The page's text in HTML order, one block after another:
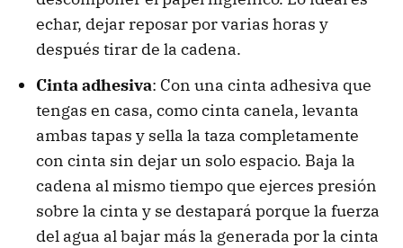
echar, dejar reposar por varias horas y
después tirar de la cadena.
Cinta adhesiva: Con una cinta adhesiva que
tengas en casa, como cinta canela, levanta
ambas tapas y sella la taza completamente
con cinta sin dejar un solo espacio. Baja la
cadena al mismo tiempo que ejerces presión
sobre la cinta y se destapará porque la fuerza
del agua al bajar más la generada por la cinta